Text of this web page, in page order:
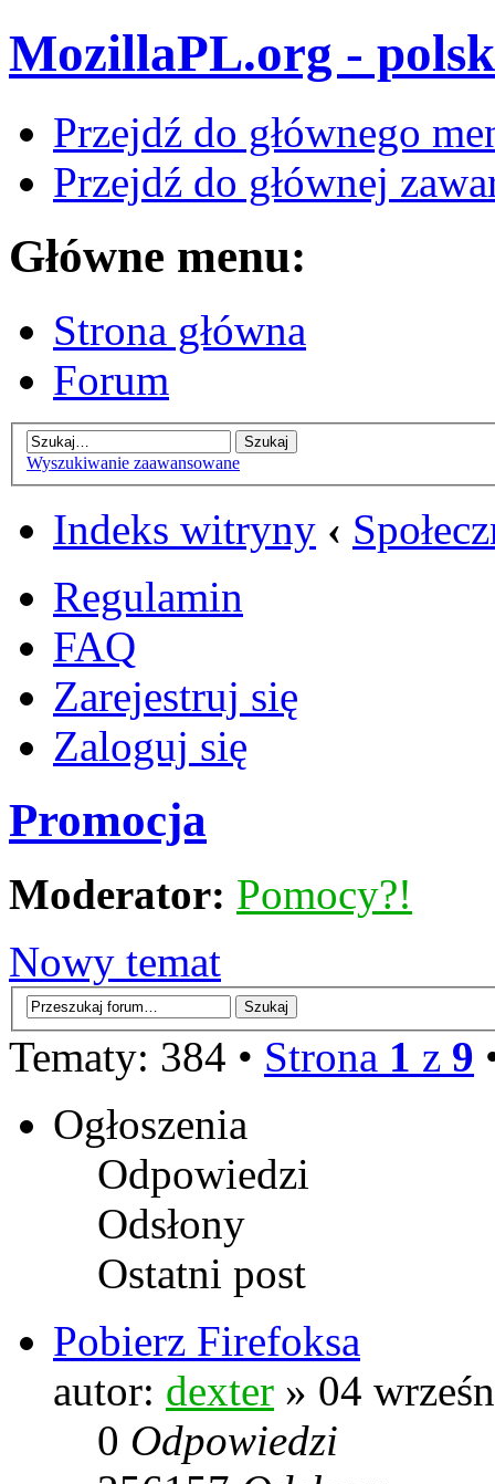
MozillaPL.org -
Przejdź do głównego
Przejdź do głównej
Główne menu:
Strona główna
Forum
Wyszukiwanie zaawansowane
Indeks witryny ‹
Regulamin
FAQ
Zarejestruj się
Zaloguj się
Promocja
Moderator: Pomocy?!
Nowy temat
Tematy: 384 • Strona 1 z 9
Ogłoszenia
Odpowiedzi
Odsłony
Ostatni post
Pobierz Firefoksa
autor: dexter » 04
0 Odpowiedzi